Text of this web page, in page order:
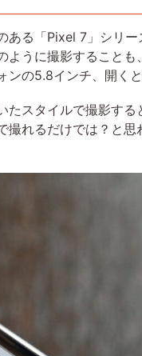
ある「Pixel 7」シリ
ように撮影すること
の5.8インチ、開く
たスタイルで撮影す
撮れるだけでは？と